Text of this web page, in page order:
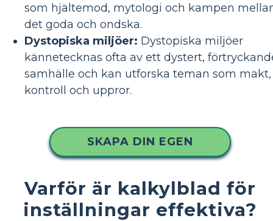
som hjältemod, mytologi och kampen
det goda och ondska.
Dystopiska miljöer: Dystopiska miljöer
kännetecknas ofta av ett dystert,
samhälle och kan utforska teman som makt,
kontroll och uppror.
SKAPA DIN EGEN
Varför är kalkylblad för
inställningar effektiva?